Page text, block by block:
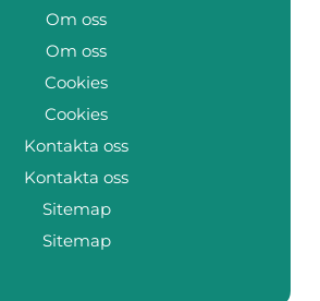
Om oss
Om oss
Cookies
Cookies
Kontakta oss
Kontakta oss
Sitemap
Sitemap